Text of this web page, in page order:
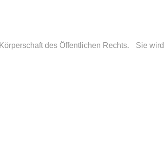
des Öffentlichen Rechts. Sie